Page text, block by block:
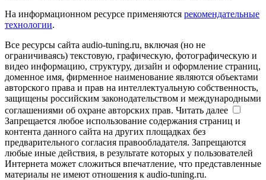
На информационном ресурсе применяются рекомендательные
технологии.
Все ресурсы сайта audio-tuning.ru, включая (но не
ограничиваясь) текстовую, графическую, фотографическую и
видео информацию, структуру, дизайн и оформление страниц,
доменное имя, фирменное наименование являются объектами
авторского права и прав на интеллектуальную собственность,
защищены российским законодательством и международными
соглашениями об охране авторских прав. Читать далее
Запрещается любое использование содержания страниц и
контента данного сайта на других площадках без
предварительного согласия правообладателя. Запрещаются
любые иные действия, в результате которых у пользователей
Интернета может сложиться впечатление, что представленные
материалы не имеют отношения к audio-tuning.ru.